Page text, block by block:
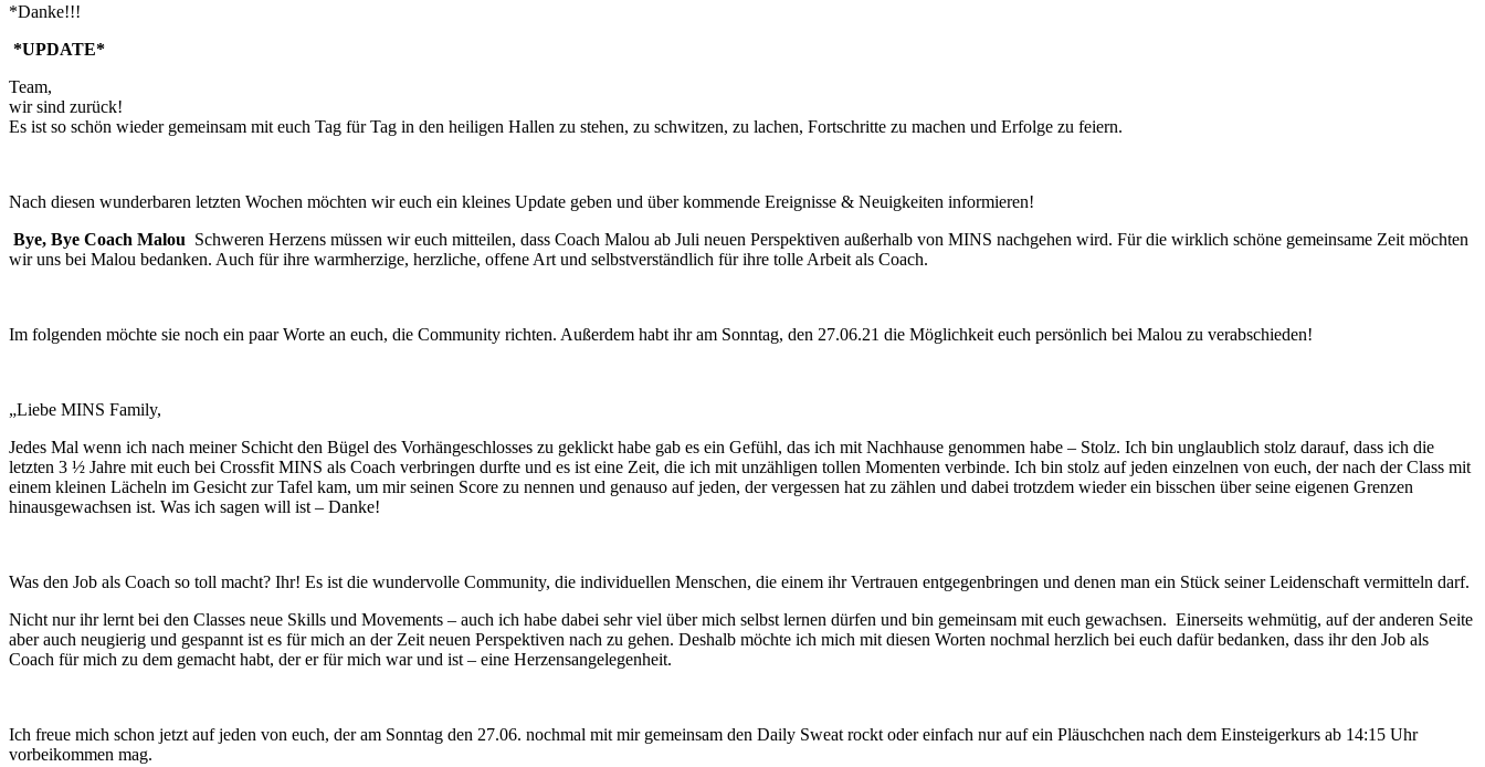
*Danke!!!
*UPDATE*
Team,
wir sind zurück!
Es ist so schön wieder gemeinsam mit euch Tag für Tag in den heiligen Hallen zu stehen, zu schwitzen, zu lachen, Fortschritte zu machen und Erfolge zu feiern.
Nach diesen wunderbaren letzten Wochen möchten wir euch ein kleines Update geben und über kommende Ereignisse & Neuigkeiten informieren!
Bye, Bye Coach Malou Schweren Herzens müssen wir euch mitteilen, dass Coach Malou ab Juli neuen Perspektiven außerhalb von MINS nachgehen wird. Für die wirklich schöne gemeinsame Zeit möchten
wir uns bei Malou bedanken. Auch für ihre warmherzige, herzliche, offene Art und selbstverständlich für ihre tolle Arbeit als Coach.
Im folgenden möchte sie noch ein paar Worte an euch, die Community richten. Außerdem habt ihr am Sonntag, den 27.06.21 die Möglichkeit euch persönlich bei Malou zu verabschieden!
„Liebe MINS Family,
Jedes Mal wenn ich nach meiner Schicht den Bügel des Vorhängeschlosses zu geklickt habe gab es ein Gefühl, das ich mit Nachhause genommen habe – Stolz. Ich bin unglaublich stolz darauf, dass ich die
letzten 3 ½ Jahre mit euch bei Crossfit MINS als Coach verbringen durfte und es ist eine Zeit, die ich mit unzähligen tollen Momenten verbinde. Ich bin stolz auf jeden einzelnen von euch, der nach der Class mit
einem kleinen Lächeln im Gesicht zur Tafel kam, um mir seinen Score zu nennen und genauso auf jeden, der vergessen hat zu zählen und dabei trotzdem wieder ein bisschen über seine eigenen Grenzen
hinausgewachsen ist. Was ich sagen will ist – Danke!
Was den Job als Coach so toll macht? Ihr! Es ist die wundervolle Community, die individuellen Menschen, die einem ihr Vertrauen entgegenbringen und denen man ein Stück seiner Leidenschaft vermitteln darf.
Nicht nur ihr lernt bei den Classes neue Skills und Movements – auch ich habe dabei sehr viel über mich selbst lernen dürfen und bin gemeinsam mit euch gewachsen. Einerseits wehmütig, auf der anderen Seite
aber auch neugierig und gespannt ist es für mich an der Zeit neuen Perspektiven nach zu gehen. Deshalb möchte ich mich mit diesen Worten nochmal herzlich bei euch dafür bedanken, dass ihr den Job als
Coach für mich zu dem gemacht habt, der er für mich war und ist – eine Herzensangelegenheit.
Ich freue mich schon jetzt auf jeden von euch, der am Sonntag den 27.06. nochmal mit mir gemeinsam den Daily Sweat rockt oder einfach nur auf ein Pläuschchen nach dem Einsteigerkurs ab 14:15 Uhr
vorbeikommen mag.